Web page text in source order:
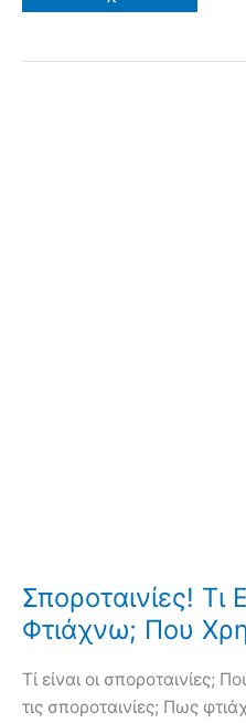
σποράς
Σποροταινίες! Τι
Φτιάχνω; Που
Τί είναι οι σποροταινίες;
τις σποροταινίες; Πως